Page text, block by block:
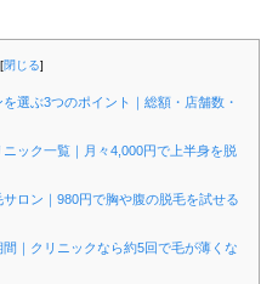
[閉じる]
選ぶ3つのポイント｜総額・店舗数・
ック一覧｜月々4,000円で上半身を脱
ロン｜980円で胸や腹の脱毛を試せる
｜クリニックなら約5回で毛が薄くな